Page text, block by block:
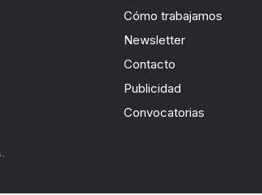
Cómo trabajamos
Newsletter
Contacto
Publicidad
Convocatorias